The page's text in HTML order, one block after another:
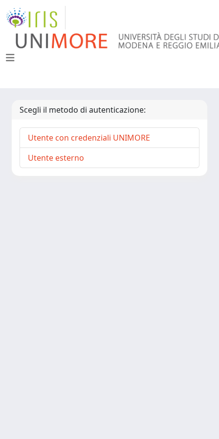
Scegli il metodo di autenticazione:
Utente con credenziali UNIMORE
Utente esterno